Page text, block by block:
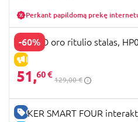
Perkant papildomą prekę
-60%
IŠPARDAVIMAS
HY-PRO oro ritulio stalas,
51,60 €
129,00 €
GERA KAINA
GIIKER SMART FOUR